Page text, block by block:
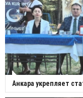
Анкара укрепляет